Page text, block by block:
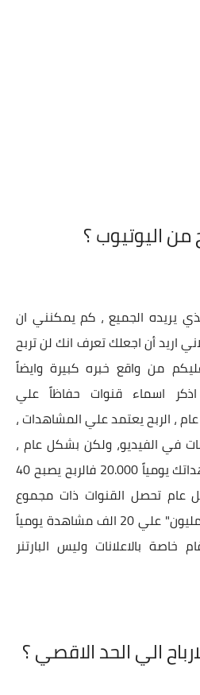
اليوتيوب ؟
يريده الجميع ، كم يمكنني ان
اريد أن اجعلك تعرف انك لن تربح
من واقع خبره كبيرة وايضاً
اسماء قنوات حفاظاً علي
، الربح يعتمد علي المشاهدات ،
في الفيديو، ولكن بشكل عام ،
فمثلاً ان كان مجموع مشاهداتك يومياً 20.000 فالربح يصبح 40
عام تحصل القنوات ذات مجموع
مشاهدات "10 مليون : 15 مليون" علي 20 الف مشاهدة يومياً
خاصة بالاعلانات وليس البارتنر
الي الحد الاقصي ؟